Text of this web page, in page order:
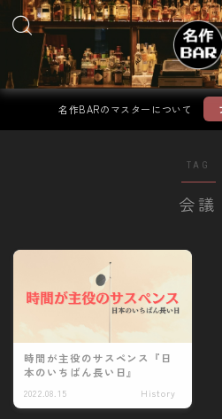
MENU
Movie
お問い合わせ
名作BARのマスターについて
TAG
会議
時間が主役のサスペンス『日
本のいちばん長い日』
2022.08.15 History